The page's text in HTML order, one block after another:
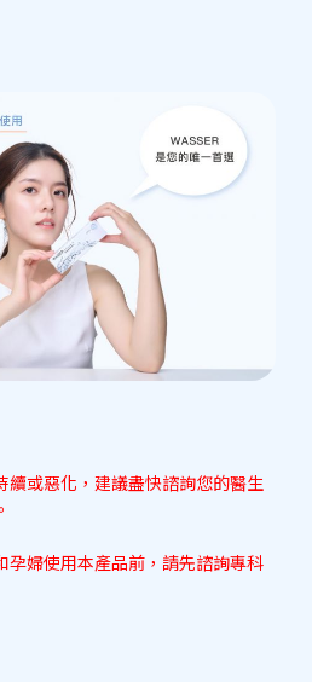
續或惡化，建議盡快諮詢您的醫生
孕婦使用本產品前，請先諮詢專科